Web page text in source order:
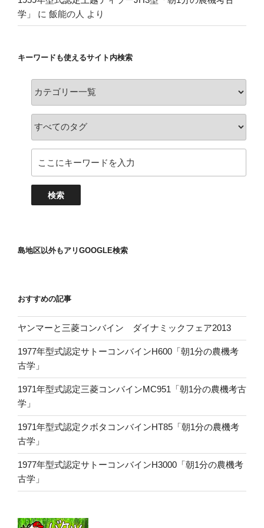
学」
に 飯能の人 より
キーワードも使えるサイト内検索
島地区以外もアリGOOGLE検索
おすすめの記事
ヤンマーと三菱コンバイン ダイナミックフェア2013
1977年型式認定サトーコンバインH600「朝1分の農機考
古学」
1971年型式認定三菱コンバインMC951「朝1分の農機考古
学」
1971年型式認定クボタコンバインHT85「朝1分の農機考
古学」
1977年型式認定サトーコンバインH3000「朝1分の農機考
古学」